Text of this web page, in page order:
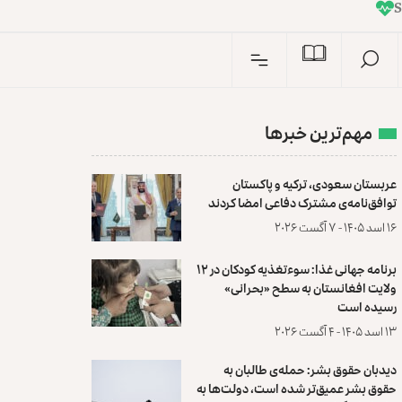
n
I
مهم‌ترین خبرها
عربستان سعودی، ترکیه و پاکستان
توافق‌نامه‌ی مشترک دفاعی امضا کردند
۱۶ اسد ۱۴۰۵ - ۷ آگست ۲۰۲۶
برنامه جهانی غذا: سوءتغذیه کودکان در ۱۲
ولایت افغانستان به سطح «بحرانی»
رسیده است
۱۳ اسد ۱۴۰۵ - ۴ آگست ۲۰۲۶
دیدبان حقوق بشر: حمله‌ی طالبان به
حقوق بشر عمیق‌تر شده است، دولت‌ها به